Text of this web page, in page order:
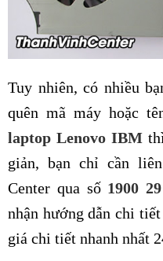
Tuy nhiên, có nhiều
quên mã máy hoặc
laptop Lenovo IBMthì
giản, bạn chỉ cần
Center qua số 1900
nhận hướng dẫn chi
giá chi tiết nhanh nhất